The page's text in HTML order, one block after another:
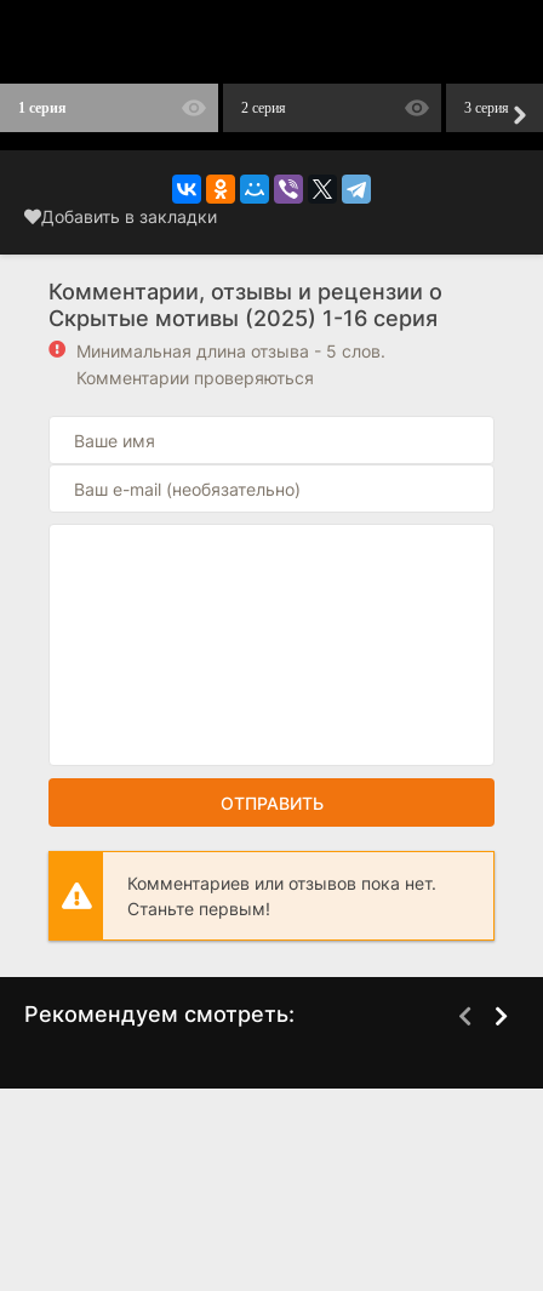
1 серия 2 серия 3 серия
Добавить в закладки
Комментарии, отзывы и рецензии о
Скрытые мотивы (2025) 1-16 серия
Минимальная длина отзыва - 5 слов.
Комментарии проверяються
ОТПРАВИТЬ
Комментариев или отзывов пока нет.
Станьте первым!
Рекомендуем смотреть: